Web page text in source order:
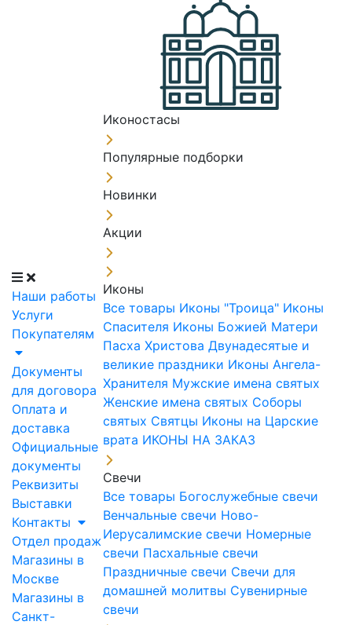
Наши работы
Услуги
Покупателям
Документы
для договора
Оплата и
доставка
Официальные
документы
Реквизиты
Выставки
Контакты
Отдел продаж
Магазины в
Москве
Магазины в
Санкт-
Иконостасы
Популярные подборки
Новинки
Акции
Иконы
Все товары Иконы "Троица" Иконы
Спасителя Иконы Божией Матери
Пасха Христова Двунадесятые и
великие праздники Иконы Ангела-
Хранителя Мужские имена святых
Женские имена святых Соборы
святых Святцы Иконы на Царские
врата ИКОНЫ НА ЗАКАЗ
Свечи
Все товары Богослужебные свечи
Венчальные свечи Ново-
Иерусалимские свечи Номерные
свечи Пасхальные свечи
Праздничные свечи Свечи для
домашней молитвы Сувенирные
свечи